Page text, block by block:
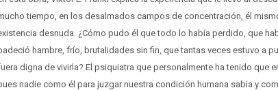
tiempo, en los desalmados campos de concentración, él
desnuda. ¿Cómo pudo él que todo lo había perdido, que
hambre, frío, brutalidades sin fin, que tantas veces estuvo a
digna de vivirla? El psiquiatra que personalmente ha tenido que
nadie como él para juzgar nuestra condición humana sabia y